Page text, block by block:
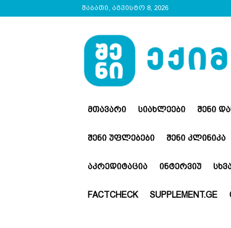
შაბათი, აგვისტო 8, 2026
ᲛᲗᲐᲕᲐᲠᲘ ᲡᲘᲐᲮᲚᲔᲔᲑᲘ ᲨᲔᲜᲘ
ᲨᲔᲜᲘ ᲣᲤᲚᲔᲑᲔᲑᲘ ᲨᲔᲜᲘ ᲙᲚᲘᲜᲘᲙᲐ
ᲐᲙᲠᲔᲓᲘᲢᲐᲪᲘᲐ ᲘᲜᲢᲔᲠᲕᲘᲣ
FACTCHECK SUPPLEMENT.GE